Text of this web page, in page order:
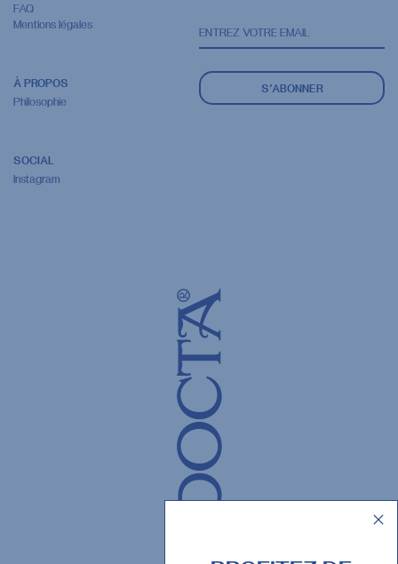
FAQ
Mentions légales
À PROPOS
Philosophie
SOCIAL
Instagram
S’ABONNER